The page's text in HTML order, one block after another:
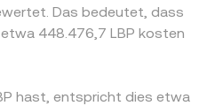
Das bedeutet, dass
448.476,7 LBP kosten